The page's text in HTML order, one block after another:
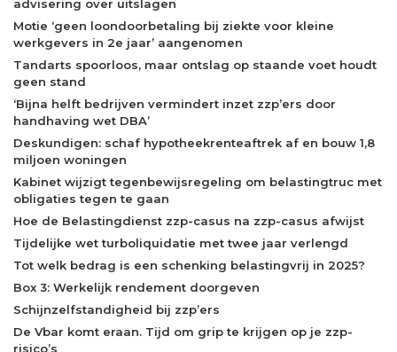
advisering over uitslagen
Motie ‘geen loondoorbetaling bij ziekte voor kleine
werkgevers in 2e jaar’ aangenomen
Tandarts spoorloos, maar ontslag op staande voet houdt
geen stand
‘Bijna helft bedrijven vermindert inzet zzp’ers door
handhaving wet DBA’
Deskundigen: schaf hypotheekrenteaftrek af en bouw 1,8
miljoen woningen
Kabinet wijzigt tegenbewijsregeling om belastingtruc met
obligaties tegen te gaan
Hoe de Belastingdienst zzp-casus na zzp-casus afwijst
Tijdelijke wet turboliquidatie met twee jaar verlengd
Tot welk bedrag is een schenking belastingvrij in 2025?
Box 3: Werkelijk rendement doorgeven
Schijnzelfstandigheid bij zzp’ers
De Vbar komt eraan. Tijd om grip te krijgen op je zzp-
risico’s